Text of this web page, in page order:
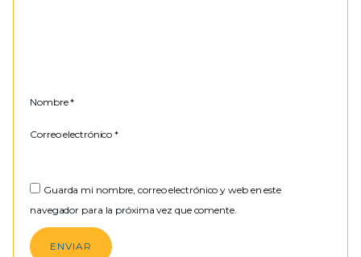
Nombre*
Correo electrónico*
Guarda mi nombre, correo electrónico y web en este
navegador para la próxima vez que comente.